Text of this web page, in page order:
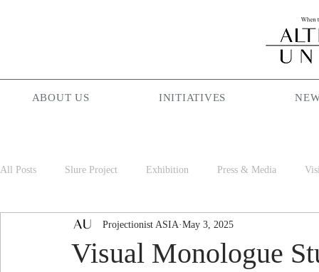
ABOUT US INITIATIVES
All Posts Slure Project Exhibition Press & Media
Projectionist ASIA Palam Palam Season Maniac
Visual Monologue
Projectionist ASIA May 3, 2025